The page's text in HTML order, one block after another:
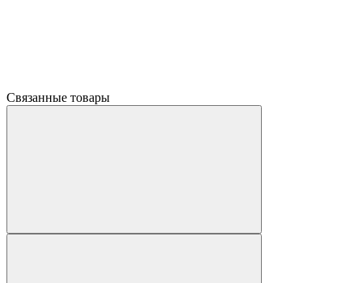
Связанные товары